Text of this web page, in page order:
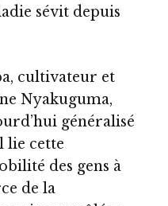
sévit depuis
cultivateur et
Nyakuguma,
généralisé
lie cette
des gens à
de la